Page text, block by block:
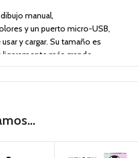
manual,
y un puerto micro-USB,
y cargar. Su tamaño es
más grande
gramos.
de 2ml.
ver lo que nos queda